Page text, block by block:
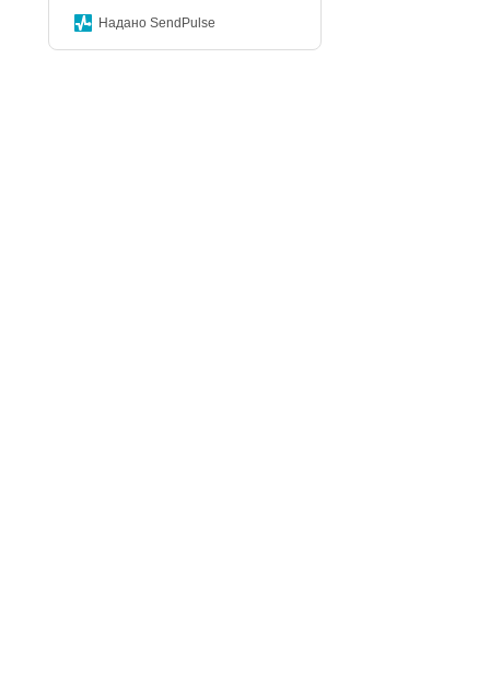
Надано SendPulse